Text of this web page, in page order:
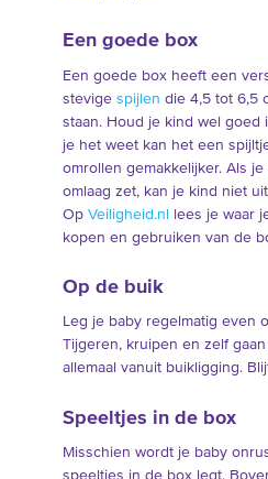
Een goede box
Een goede box heeft een
stevige spijlen die 4,5 tot 6,5
staan. Houd je kind wel goed
je het weet kan het een
omrollen gemakkelijker. Als
omlaag zet, kan je kind niet
Op Veiligheid.nl lees je waar
kopen en gebruiken van de
Op de buik
Leg je baby regelmatig even
Tijgeren, kruipen en zelf
allemaal vanuit buikligging.
Speeltjes in de box
Misschien wordt je baby
speeltjes in de box legt.